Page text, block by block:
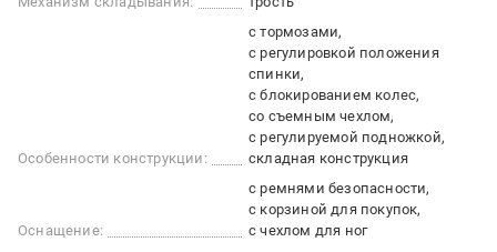
Особенности конструкции:
с тормозами
с регулировкой положения
спинки
с блокированием колес
со съемным чехлом
с регулируемой подножкой
складная конструкция
Оснащение:
с ремнями безопасности
с корзиной для покупок
с чехлом для ног